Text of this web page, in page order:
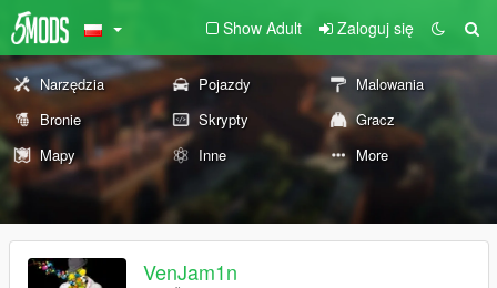
Show Adult Zaloguj się
Narzędzia Pojazdy
Malowania
Bronie
Skrypty
Gracz
Mapy
Inne More
VenJam1n